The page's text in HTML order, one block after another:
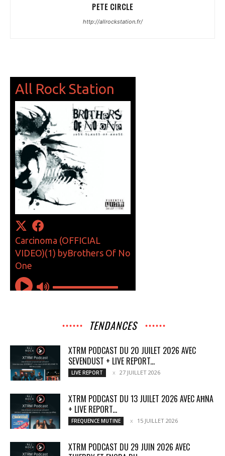
PETE CIRCLE
http://allrockstation.fr/
TENDANCES
XTRM PODCAST DU 20 JUILET 2026 AVEC
SEVENDUST + LIVE REPORT...
LIVE REPORT 27 JUILLET 2026
XTRM PODCAST DU 13 JUILET 2026 AVEC AĦNA
+ LIVE REPORT...
FREQUENCE MUTINE 15 JUILLET 2026
XTRM PODCAST DU 29 JUIN 2026 AVEC